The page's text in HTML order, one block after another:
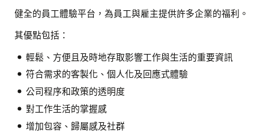
健全的員工體驗平台，為員工與雇主提供許多企業的福利。
其優點包括：
輕鬆、方便且及時地存取影響工作與生活的重要資訊
符合需求的客製化、個人化及回應式體驗
公司程序和政策的透明度
對工作生活的掌握感
增加包容、歸屬感及社群